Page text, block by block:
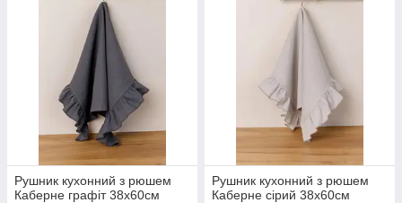
Рушник кухонний з рюшем
Каберне графіт 38х60см
Рушник кухонний з рюшем
Каберне сірий 38х60см